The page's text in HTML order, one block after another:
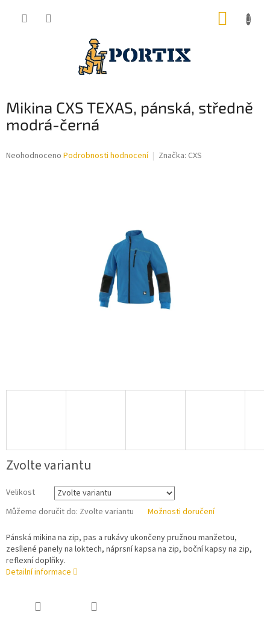
Mikina CXS TEXAS, pánská, středně
modrá-černá
Průměrné
Neohodnoceno Podrobnosti hodnocení Značka: CXS
Zvolte variantu
Velikost
Můžeme doručit do: Zvolte variantu Možnosti doručení
Pánská mikina na zip, pas a rukávy ukončeny pružnou manžetou,
zesílené panely na loktech, náprsní kapsa na zip, boční kapsy na zip,
reflexní doplňky.
Detailní informace